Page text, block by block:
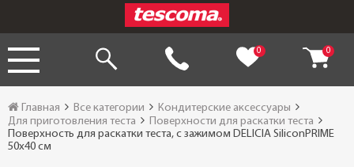
0 0
Главная Все категории
Кондитерские аксессуары
Для приготовления теста
Поверхности для раскатки теста
Поверхность для раскатки теста, с зажимом DELICIA SiliconPRIME
50x40 см